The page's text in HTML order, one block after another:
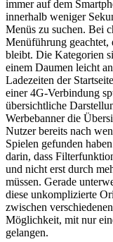
immer auf dem
innerhalb weniger
Menüs zu suchen. Bei
Menüführung
bleibt. Die Kategorien
einem Daumen leicht
Ladezeiten der
einer 4G-Verbindung
übersichtliche
Werbebanner die
Nutzer bereits nach
Spielen gefunden
darin, dass
und nicht erst durch
müssen. Gerade
diese unkomplizierte
zwischen
Möglichkeit, mit nur
gelangen.